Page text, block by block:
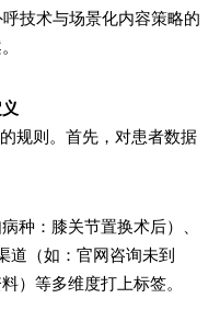
呼技术与场景化内容策略的
则。首先，对患者数据
：膝关节置换术后）、
道（如：官网咨询未到
）等多维度打上标签。